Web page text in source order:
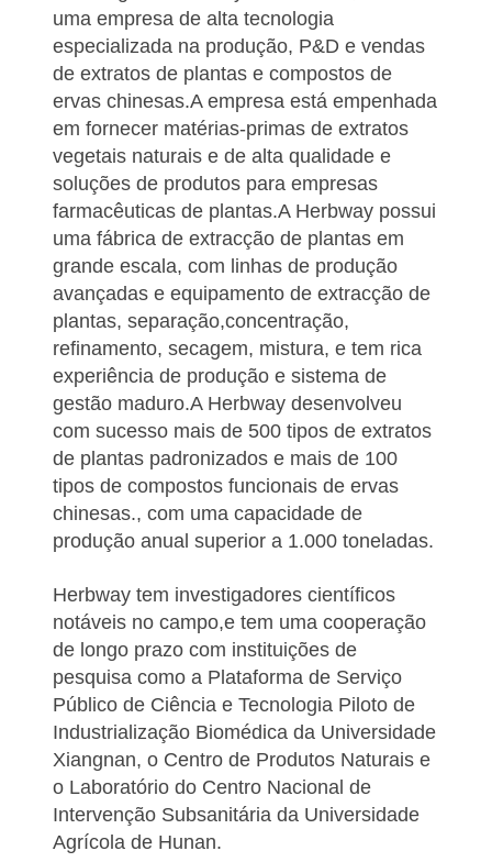
uma empresa de alta tecnologia
especializada na produção, P&D e vendas
de extratos de plantas e compostos de
ervas chinesas.A empresa está empenhada
em fornecer matérias-primas de extratos
vegetais naturais e de alta qualidade e
soluções de produtos para empresas
farmacêuticas de plantas.A Herbway possui
uma fábrica de extracção de plantas em
grande escala, com linhas de produção
avançadas e equipamento de extracção de
plantas, separação,concentração,
refinamento, secagem, mistura, e tem rica
experiência de produção e sistema de
gestão maduro.A Herbway desenvolveu
com sucesso mais de 500 tipos de extratos
de plantas padronizados e mais de 100
tipos de compostos funcionais de ervas
chinesas., com uma capacidade de
produção anual superior a 1.000 toneladas.
Herbway tem investigadores científicos
notáveis no campo,e tem uma cooperação
de longo prazo com instituições de
pesquisa como a Plataforma de Serviço
Público de Ciência e Tecnologia Piloto de
Industrialização Biomédica da Universidade
Xiangnan, o Centro de Produtos Naturais e
o Laboratório do Centro Nacional de
Intervenção Subsanitária da Universidade
Agrícola de Hunan.